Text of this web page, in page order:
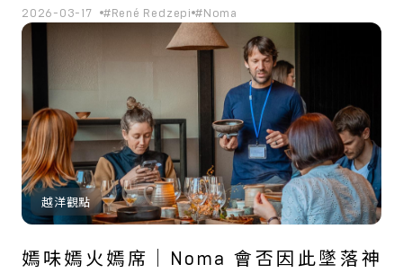
家或者消費者付出高於尋常的代價。
2026-03-17 #René Redzepi #Noma
越洋觀點
嫣味嫣火嫣席｜Noma 會否因此墜落神